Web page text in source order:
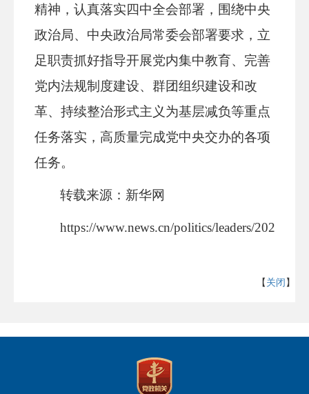
精神，认真落实四中全会部署，围绕中央
政治局、中央政治局常委会部署要求，立
足职责抓好指导开展党内集中教育、完善
党内法规制度建设、群团组织建设和改
革、持续整治形式主义为基层减负等重点
任务落实，高质量完成党中央交办的各项
任务。
转载来源：新华网
https://www.news.cn/politics/leaders/
【关闭】